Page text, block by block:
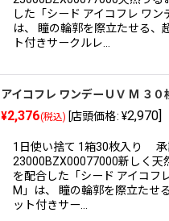
した「シード アイコフレ ワン
は、 瞳の輪郭を際立たせる、
ト付きサークルレ…
アイコフレ ワンデーＵＶ M ３０
¥2,376(税込) [店頭価格: ¥2,970]
1日使い捨て 1箱30枚入り 承
23000BZX00077000新しく天
を配合した「シード アイコフ
M」は、 瞳の輪郭を際立たせ
ット付きサー…